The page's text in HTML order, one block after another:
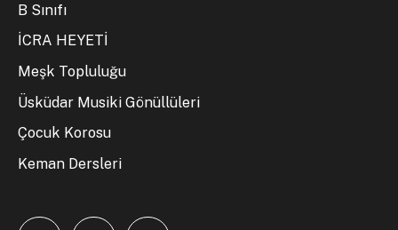
B Sınıfı
İCRA HEYETİ
Meşk Topluluğu
Üsküdar Musiki Gönüllüleri
Çocuk Korosu
Keman Dersleri